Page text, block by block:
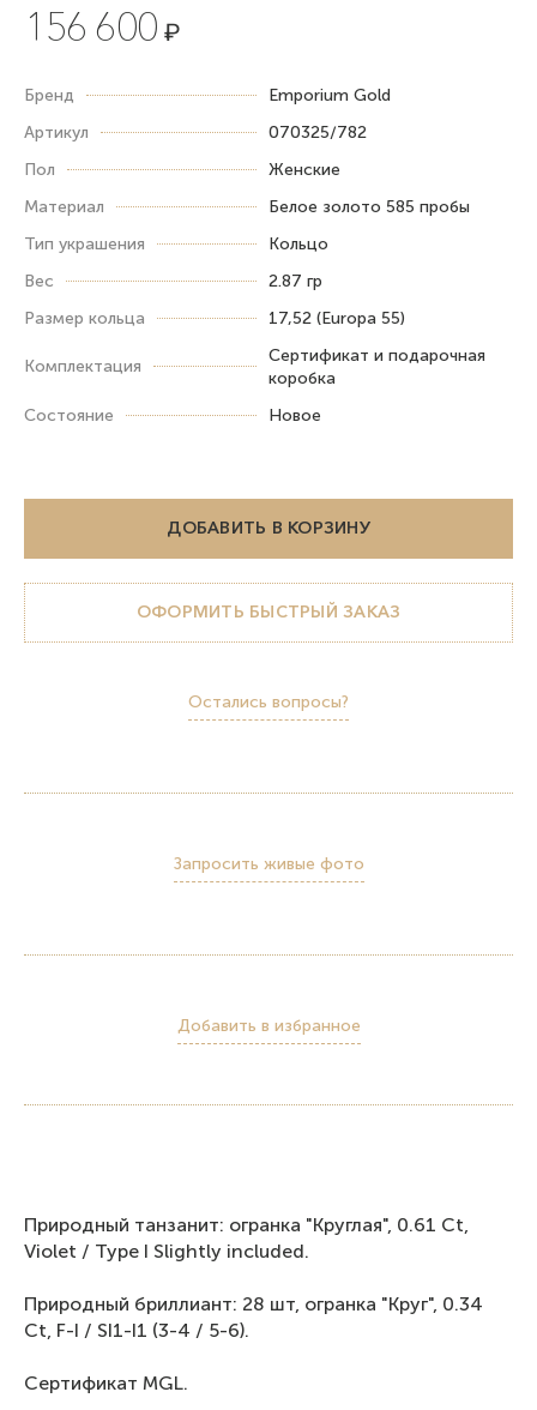
156 600 ₽
Бренд
Emporium Gold
Артикул
070325/782
Пол
Женские
Материал
Белое золото 585 пробы
Тип украшения
Кольцо
Вес
2.87 гр
Размер кольца
17,52 (Europa 55)
Комплектация
Сертификат и подарочная
коробка
Состояние
Новое
ДОБАВИТЬ В КОРЗИНУ
ОФОРМИТЬ БЫСТРЫЙ ЗАКАЗ
Остались вопросы?
Запросить живые фото
Добавить в избранное
Природный танзанит: огранка "Круглая", 0.61 Ct,
Violet / Type I Slightly included.
Пpиродный бриллиант: 28 шт, огранка "Круг", 0.34
Ct, F-I / SI1-I1 (3-4 / 5-6).
Сертификат MGL.